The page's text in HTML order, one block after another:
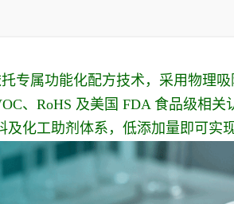
专属功能化配方技术，采用物理
、RoHS 及美国 FDA 食品级相
化工助剂体系，低添加量即可实